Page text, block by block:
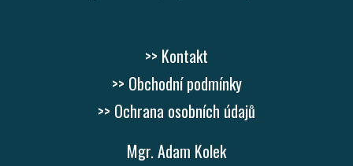
>> Kontakt
>> Obchodní podmínky
>> Ochrana osobních údajů
Mgr. Adam Kolek